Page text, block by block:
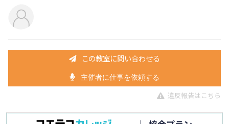
この教室に問い合わせる
主催者に仕事を依頼する
違反報告はこちら